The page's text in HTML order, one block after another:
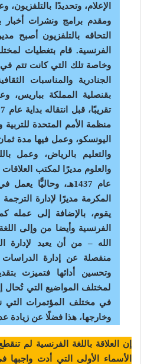
الإعلام، وتحديدًا
ومقدم برامج ونشرات أخبار
التحاقه بالتلفزيون أصبح
الفرنسية. قام بتغطيات
وخاصة تلك التي كانت تتم
بقنصلية المملكة بباريس،
منظمة الأمم المتحدة للتربية
اليونسكو، وعمل فيها مدة
والتعليم بالرياض، وعمل
والعلوم مديرًا لمكتب
عام 1437هـ، وحاليًّا
المكرمة مديرًا لإدارة
يقوم، بالإضافة إلى عمله
الفرنسية وأيضا من وإلى
الله – من أن يعيد لإدارة
منفصلة عن إدارة
وتحسين أدائها فتميزت
لمختلف المواضيع التي تُحال
في مختلف المؤتمرات التي
وخارجها، هذا فضلًا عن زيادة
إن العلاقة باللغة الفرنسية لم
الأسماء الأولى التي أدت